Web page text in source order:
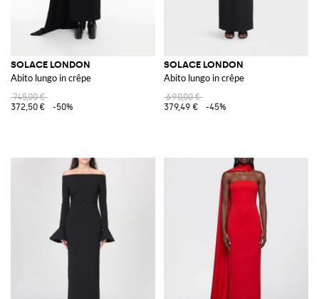
SOLACE LONDON
Abito lungo in crêpe
745,00 €
372,50 €
-50%
SOLACE LONDON
Abito lungo in crêpe
690,00 €
379,49 €
-45%